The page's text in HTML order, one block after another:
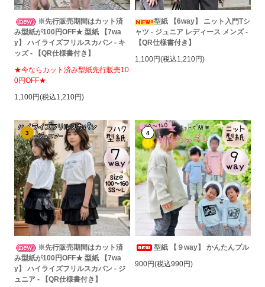
※先行販売期間はカット済
み型紙が100円OFF★ 型紙 【7wa
y】 ハイライズフリルスカパン - キ
ッズ - 【QR仕様書付き】
★今ならカット済み型紙先行販売10
0円OFF★
1,100円(税込1,210円)
型紙 【6way】 ニット入門Tシ
ャツ - ジュニア レディース メンズ -
【QR仕様書付き】
1,100円(税込1,210円)
3
※先行販売期間はカット済
み型紙が100円OFF★ 型紙 【7wa
y】 ハイライズフリルスカパン - ジ
ュニア - 【QR仕様書付き】
4
型紙 【９way】 かんたんプル
900円(税込990円)